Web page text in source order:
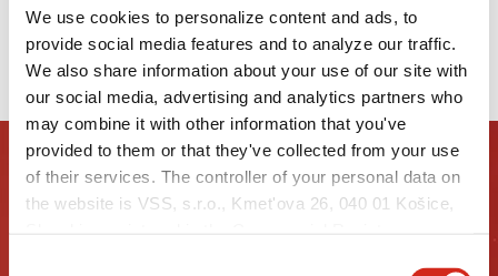
We use cookies to personalize content and ads, to
provide social media features and to analyze our traffic.
We also share information about your use of our site with
our social media, advertising and analytics partners who
may combine it with other information that you've
provided to them or that they've collected from your use
of their services. The controller of your personal data on
the website is VSS, s.r.o., Kmet'ova 26, 040 01 Košice,
PREČÍTAJTE SI VIAC